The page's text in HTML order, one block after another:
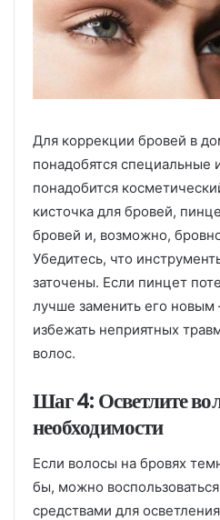
Для коррекции бровей в
понадобятся специальные
понадобится
кисточка для бровей,
бровей и, возможно,
Убедитесь, что
заточены. Если пинцет
лучше заменить его
избежать неприятных
волос.
Шаг 4: Осветлите
необходимости
Если волосы на бровях
бы, можно
средствами для